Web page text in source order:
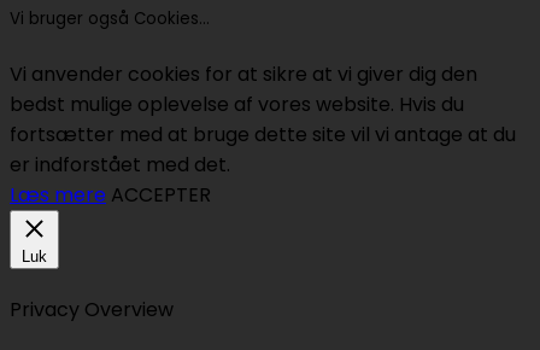
Vi bruger også Cookies...
Vi anvender cookies for at sikre at vi giver dig den
bedst mulige oplevelse af vores website. Hvis du
fortsætter med at bruge dette site vil vi antage at du
er indforstået med det.
Læs mere ACCEPTER
Luk
Privacy Overview